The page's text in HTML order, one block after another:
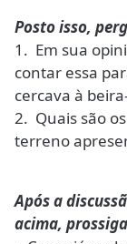
Posto isso,
1. Em sua
contar essa
cercava à
2. Quais são
terreno
Após a
acima,